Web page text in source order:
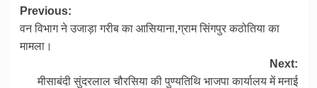
Post
navigation
Previous:
वन विभाग ने उजाड़ा गरीब का आसियाना,ग्राम सिंगपुर कठोतिया का
मामला।
Next:
मीसाबंदी सुंदरलाल चौरसिया की पुण्यतिथि भाजपा कार्यालय में मनाई